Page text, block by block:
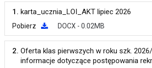
1. karta_ucznia_LOI_AKT lipiec 2026
Pobierz DOCX - 0.02MB
2. Oferta klas pierwszych w roku szk.
informacje dotyczące postępowania